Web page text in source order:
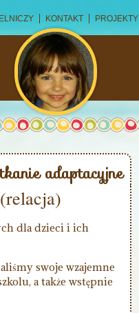
KONTAKT PROJEKTY
adaptacyjne
dla dzieci i ich
swoje wzajemne
a także wstępnie